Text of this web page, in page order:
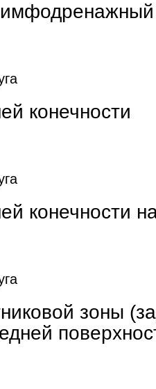
конечности
конечности
зоны